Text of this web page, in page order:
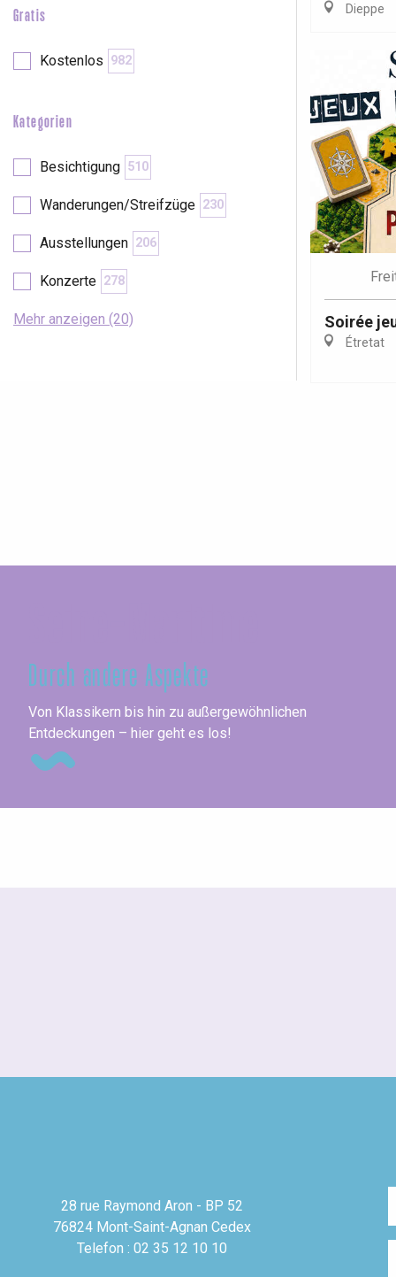
Gratis
Kostenlos 982
Kategorien
Besichtigung 510
Wanderungen/Streifzüge 230
Ausstellungen 206
Konzerte 278
Mehr anzeigen (20)
Dieppe
Soirée
Étretat
Durch andere Aspekte
Von Klassikern bis hin zu außergewöhnlichen
Entdeckungen – hier geht es los!
28 rue Raymond Aron - BP 52
76824 Mont-Saint-Agnan Cedex
Telefon : 02 35 12 10 10